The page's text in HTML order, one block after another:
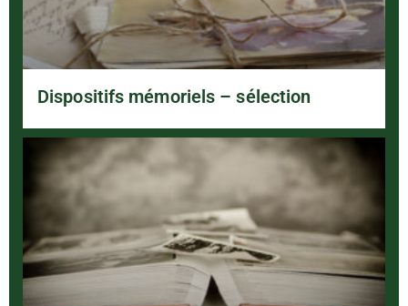
Dispositifs mémoriels – sélection